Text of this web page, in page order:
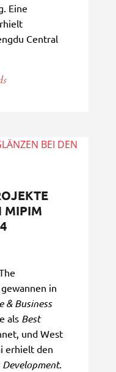
Eine
Central
MIPIM
in
& Business
als Best
und West
erhielt den
.